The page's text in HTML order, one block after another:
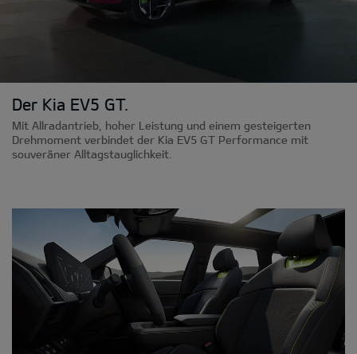
Der Kia EV5 GT.
Mit Allradantrieb, hoher Leistung und einem gesteigerten
Drehmoment verbindet der Kia EV5 GT Performance mit
souveräner Alltagstauglichkeit.